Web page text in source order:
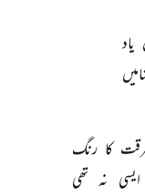
یاد
کا رنگ
ایسی نہ تھی